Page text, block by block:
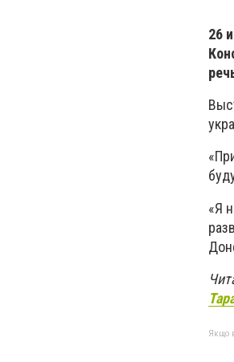
26
«Я
Якщо